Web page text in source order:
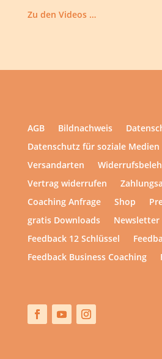
Zu den Videos …
AGB Bildnachweis
Datenschutz für soziale Medien
Versandarten
Vertrag widerrufen
Coaching Anfrage
Shop
gratis Downloads
Newsletter
Feedback 12 Schlüssel
Feedback Business Coaching